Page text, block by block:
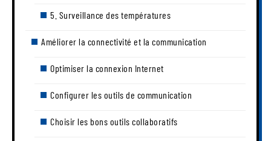
5. Surveillance des températures
Améliorer la connectivité et la communication
Optimiser la connexion Internet
Configurer les outils de communication
Choisir les bons outils collaboratifs